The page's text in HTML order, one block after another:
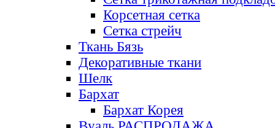
Корсетная сетка
Сетка стрейч
Ткань Бязь
Декоративные ткани
Шелк
Бархат
Бархат Корея